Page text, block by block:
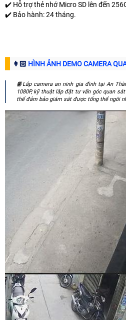
✔️ Hỗ trợ thẻ nhớ Micro SD lên đến
✔️ Bảo hành: 24 tháng.
👩🏻 HÌNH ẢNH DEMO CAMERA
📙Lắp camera an ninh gia đình tại An
1080P, kỹ thuật lắp đặt tư vấn góc quan
thể đảm bảo giám sát được tổng thể ngôi